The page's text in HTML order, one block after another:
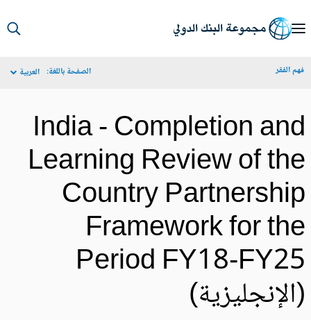
الفقر الصفحة باللغة: العربية
India - Completion
Learning Review of
Country
Framework for
Period FY18-